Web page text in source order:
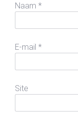
Naam *
E-mail *
Site